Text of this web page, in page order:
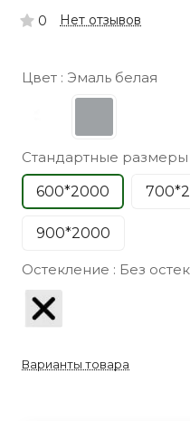
0 Нет отзывов
Цвет : Эмаль белая
Стандартные размеры
600*2000
900*2000
Остекление : Без
Варианты товара